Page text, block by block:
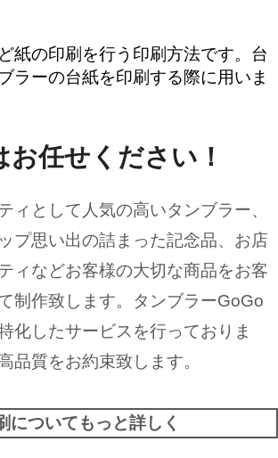
紙の印刷を行う印刷方法です。台
ラーの台紙を印刷する際に用いま
お任せください！
ィとして人気の高いタンブラー、
プ思い出の詰まった記念品、お店
ィなどお客様の大切な商品をお客
制作致します。タンブラーGoGo
化したサービスを行っておりま
品質をお約束致します。
についてもっと詳しく